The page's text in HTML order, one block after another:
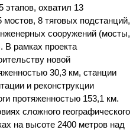
этапов, охватил 13
8 тяговых подстанций,
сооружений (мосты,
В рамках проекта
новой
30,3 км, станции
и реконструкции
протяженностью 153,1 км.
сложного географического
на высоте 2400 метров над